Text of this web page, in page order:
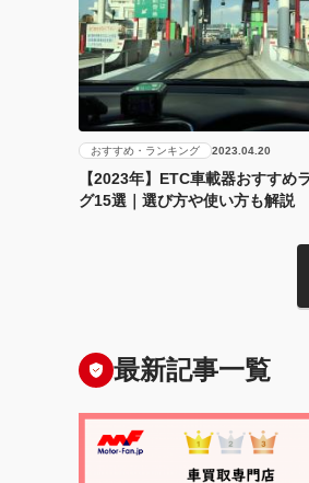
おすすめ・ランキング 2023.04.20
【2023年】ETC車載器おすすめ
グ15選｜選び方や使い方も解説
最新記事一覧